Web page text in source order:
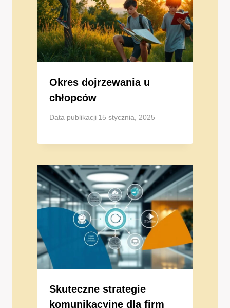
Okres dojrzewania u
chłopców
Data publikacji 15 stycznia, 2025
Skuteczne strategie
komunikacyjne dla firm